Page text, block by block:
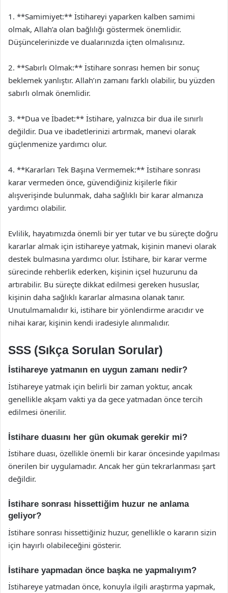
1. **Samimiyet:** İstihareyi yaparken kalben samimi
olmak, Allah’a olan bağlılığı göstermek önemlidir.
Düşüncelerinizde ve dualarınızda içten olmalısınız.
2. **Sabırlı Olmak:** İstihare sonrası hemen bir sonuç
beklemek yanlıştır. Allah’ın zamanı farklı olabilir, bu yüzden
sabırlı olmak önemlidir.
3. **Dua ve İbadet:** İstihare, yalnızca bir dua ile sınırlı
değildir. Dua ve ibadetlerinizi artırmak, manevi olarak
güçlenmenize yardımcı olur.
4. **Kararları Tek Başına Vermemek:** İstihare sonrası
karar vermeden önce, güvendiğiniz kişilerle fikir
alışverişinde bulunmak, daha sağlıklı bir karar almanıza
yardımcı olabilir.
Evlilik, hayatımızda önemli bir yer tutar ve bu süreçte doğru
kararlar almak için istihareye yatmak, kişinin manevi olarak
destek bulmasına yardımcı olur. İstihare, bir karar verme
sürecinde rehberlik ederken, kişinin içsel huzurunu da
artırabilir. Bu süreçte dikkat edilmesi gereken hususlar,
kişinin daha sağlıklı kararlar almasına olanak tanır.
Unutulmamalıdır ki, istihare bir yönlendirme aracıdır ve
nihai karar, kişinin kendi iradesiyle alınmalıdır.
SSS (Sıkça Sorulan Sorular)
İstihareye yatmanın en uygun zamanı nedir?
İstihareye yatmak için belirli bir zaman yoktur, ancak
genellikle akşam vakti ya da gece yatmadan önce tercih
edilmesi önerilir.
İstihare duasını her gün okumak gerekir mi?
İstihare duası, özellikle önemli bir karar öncesinde yapılması
önerilen bir uygulamadır. Ancak her gün tekrarlanması şart
değildir.
İstihare sonrası hissettiğim huzur ne anlama
geliyor?
İstihare sonrası hissettiğiniz huzur, genellikle o kararın sizin
için hayırlı olabileceğini gösterir.
İstihare yapmadan önce başka ne yapmalıyım?
İstihareye yatmadan önce, konuyla ilgili araştırma yapmak,